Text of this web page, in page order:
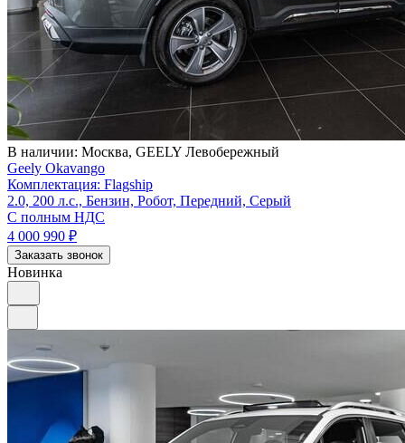
В наличии: Москва, GEELY Левобережный
Geely Okavango
Комплектация: Flagship
2.0, 200 л.с., Бензин, Робот, Передний, Серый
С полным НДС
4 000 990 ₽
Заказать звонок
Новинка